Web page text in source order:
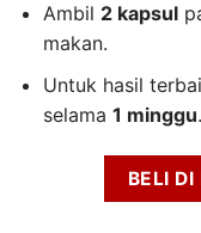
Ambil 2 kapsul
makan.
Untuk hasil
selama 1 minggu.
BELI